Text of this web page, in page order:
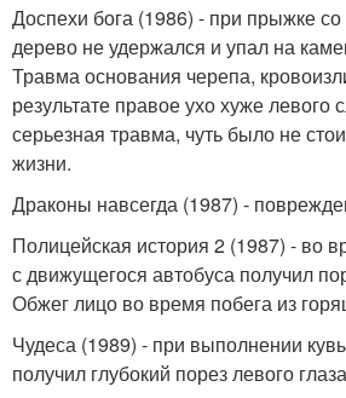
Доспехи бога (1986) - при прыжке
дерево не удержался и упал на
Травма основания черепа,
результате правое ухо хуже
серьезная травма, чуть было не
жизни.
Драконы навсегда (1987) -
Полицейская история 2 (1987) - во
с движущегося автобуса получил
Обжег лицо во время побега из
Чудеса (1989) - при выполнении
получил глубокий порез левого